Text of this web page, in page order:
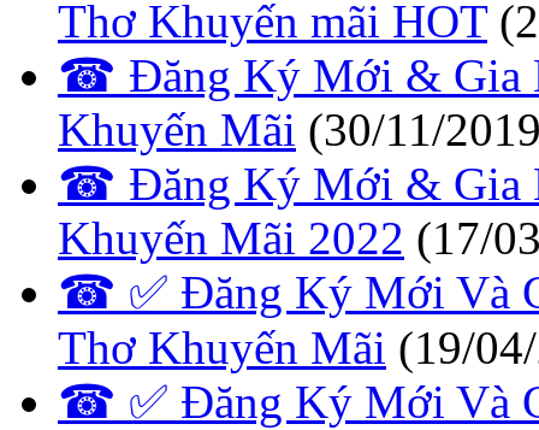
Thơ Khuyến mãi HOT
☎ Đăng Ký Mới & Gia
Khuyến Mãi (30/11/
☎ Đăng Ký Mới & Gia
Khuyến Mãi 2022 (17/
☎ ✅‎ Đăng Ký Mới Và
Thơ Khuyến Mãi (19/
☎ ✅‎ Đăng Ký Mới Và